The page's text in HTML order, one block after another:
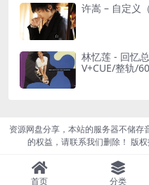
许嵩 – 自定义
林忆莲 - 回忆
V+CUE/整轨/
资源网盘分享，本站的服务器不储
的权益，请联系我们删除！ 版
首页 分类